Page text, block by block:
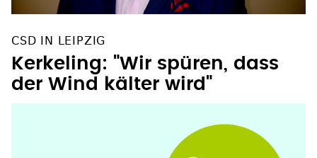
CSD IN LEIPZIG
Kerkeling: "Wir spüren, dass
der Wind kälter wird"